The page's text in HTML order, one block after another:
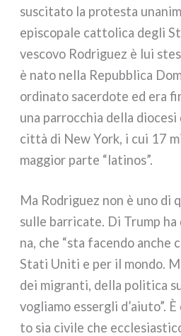
susci­ta­to la pro­te­sta
epi­sco­pa­le cat­to­li­ca degli
vesco­vo Rodriguez è lui
è nato nel­la Repubblica
ordi­na­to sacer­do­te ed era
una par­roc­chia del­la
cit­tà di New York, i cui 17
mag­gior par­te “lati­nos”.
Ma Rodriguez non è uno di
sul­le bar­ri­ca­te. Di Trump
na, che “sta facen­do anche
Stati Uniti e per il mon­do.
dei migran­ti, del­la poli­ti­ca
voglia­mo esser­gli d’aiuto”.
to sia civi­le che